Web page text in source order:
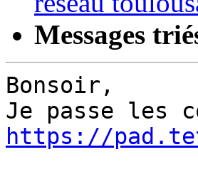
Messages
Bonsoir,
https://